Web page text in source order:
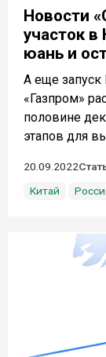
Новости
участок в
юань и
А еще
«Газпром»
половине
этапов для
20.09.2022
Китай